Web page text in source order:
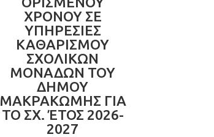
ΧΡΟΝΟΥ ΣΕ
ΥΠΗΡΕΣΙΕΣ
ΚΑΘΑΡΙΣΜΟΥ
ΣΧΟΛΙΚΩΝ
ΜΟΝΑΔΩΝ ΤΟΥ
ΔΗΜΟΥ
ΜΑΚΡΑΚΩΜΗΣ ΓΙΑ
ΤΟ ΣΧ. ΈΤΟΣ 2026-
2027